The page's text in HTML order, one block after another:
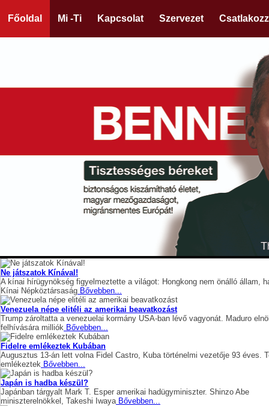
Főoldal Mi -Ti Kapcsolat Szervezet Csatlakozz
Ne játszatok Kínával!
A kínai hírügynökség figyelmeztette a világot: Hongkong nem önálló állam,
Kínai Népköztársaság Bővebben...
Venezuela népe elitéli az amerikai beavatkozást
Trump zároltatta a venezuelai kormány USA-ban lévő vagyonát. Maduro
felhívására milliók Bővebben...
Fidelre emlékeztek Kubában
Augusztus 13-án lett volna Fidel Castro, Kuba történelmi vezetője 93 éves.
emlékeztek Bővebben...
Japán is hadba készül?
Japánban tárgyalt Mark T. Esper amerikai hadügyminiszter. Shinzo Abe
miniszterelnökkel, Takeshi IwayaBővebben...